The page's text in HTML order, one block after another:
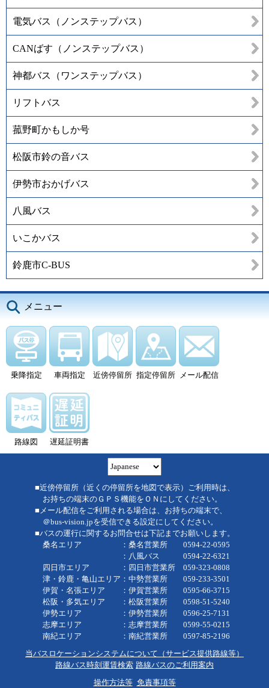
電気バス（ノンステップバス）
CANばす（ノンステップバス）
神都バス（ワンステップバス）
リフトバス
菰野町かもしか号
松阪市鈴の音バス
伊勢市おかげバス
八風バス
いこかバス
鈴鹿市C-BUS
メニュー
乗降指定 車両指定 近傍停留所 指定停留所 メール配信
路線図 遅延証明書
■近傍停留所（近くの停留所を地図で表示）ご利用時は、
お持ちの端末のＧＰＳ機能をＯＮにしてください。
■メール配信をご利用される場合は、お持ちの端末で、
＠bus-vision.jpを受信できる設定にしてください。
■バスの運行に関するお問合せは下記までお願いします。
桑名エリア ：桑名営業所 0594-22-0595
：八風バス 0594-22-6321
四日市エリア ：四日市営業所 059-323-0808
津・鈴鹿・亀山エリア：中勢営業所 059-233-3501
伊賀・名張エリア ：伊賀営業所 0595-66-3715
松阪・多気エリア ：松阪営業所 0598-51-5240
伊勢エリア ：伊勢営業所 0596-25-7131
志摩エリア ：志摩営業所 0599-55-0215
南紀エリア ：南紀営業所 0597-85-2196
当バスロケーションシステムについて（サービス提供路線等）
路線バス時刻運賃検索 路線バスのご利用案内
操作方法等 免責事項等